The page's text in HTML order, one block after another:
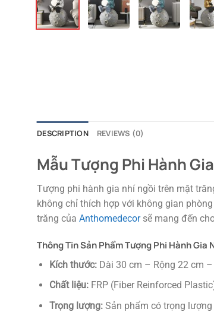
DESCRIPTION REVIEWS (0)
Mẫu Tượng Phi Hành
Tượng phi hành gia nhí ngồi trên mặt
không chỉ thích hợp với không gian
trăng của Anthomedecorsẽ mang đến
Thông Tin Sản Phẩm Tượng Phi Hành Gia
Kích thước:Dài 30 cm – Rộng 22 cm –
Chất liệu:FRP (Fiber Reinforced
Trọng lượng:Sản phẩm có trọng lượng